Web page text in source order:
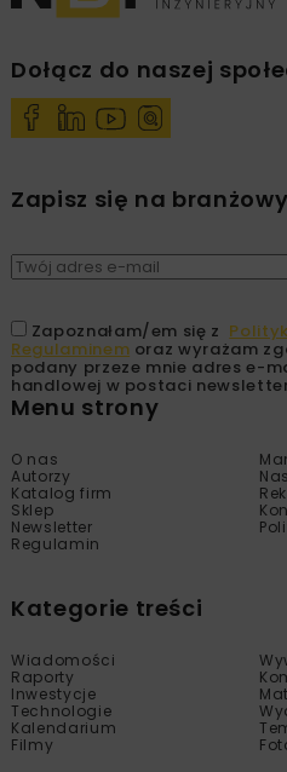
Dołącz do naszej
Zapisz się na
Zapoznałam/em się z
Regulaminem oraz wyrażam
podany przeze mnie adres e-
handlowej w postaci
Menu strony
O nas
Autorzy
Katalog firm
Sklep
Newsletter
Regulamin
Kategorie treści
Wiadomości
Raporty
Inwestycje
Technologie
Kalendarium
Filmy